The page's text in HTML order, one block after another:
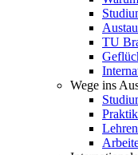
TU
Wege ins